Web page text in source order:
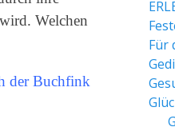
Welchen
der Buchfink
Für